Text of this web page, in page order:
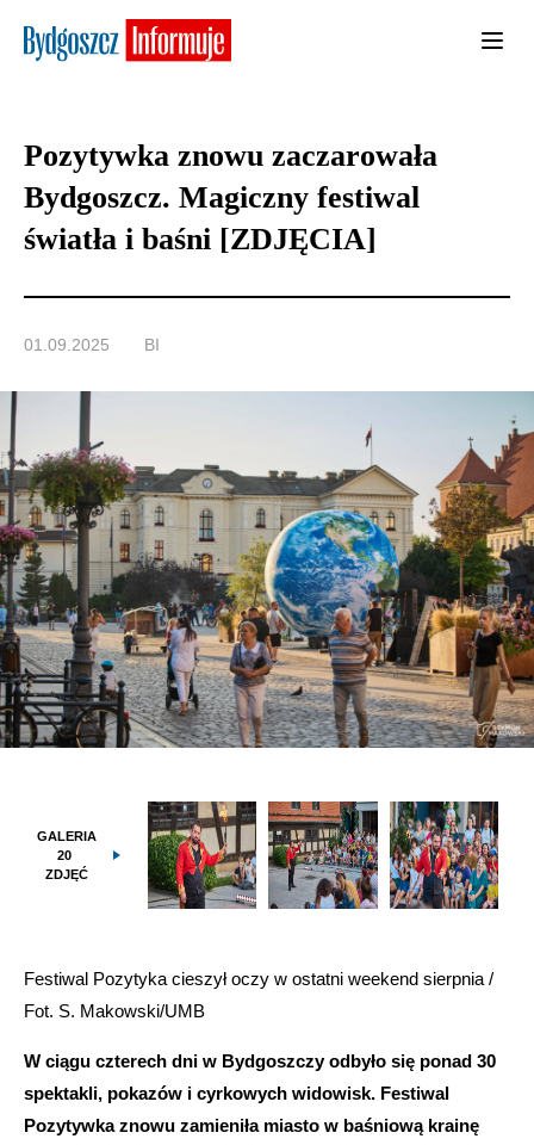
Pozytywka znowu zaczarowała
Bydgoszcz. Magiczny festiwal
światła i baśni [ZDJĘCIA]
01.09.2025 BI
GALERIA
20
ZDJĘĆ
Festiwal Pozytyka cieszył oczy w ostatni weekend sierpnia /
Fot. S. Makowski/UMB
W ciągu czterech dni w Bydgoszczy odbyło się ponad 30
spektakli, pokazów i cyrkowych widowisk. Festiwal
Pozytywka znowu zamieniła miasto w baśniową krainę